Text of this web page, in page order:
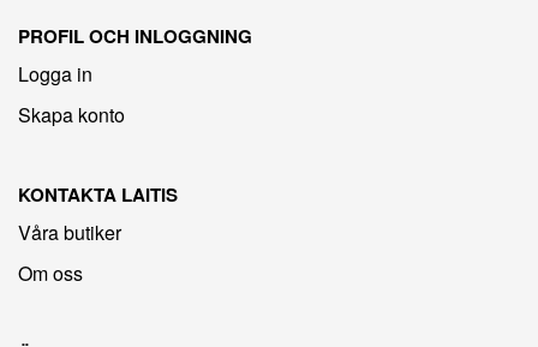
PROFIL OCH INLOGGNING
Logga in
Skapa konto
KONTAKTA LAITIS
Våra butiker
Om oss